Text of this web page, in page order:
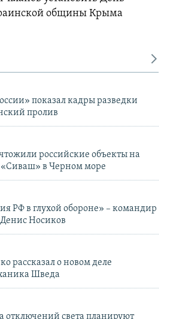
общины Крыма
показал кадры разведки
пролив
российские объекты на
«Сиваш» в Черном море
РФ в глухой обороне» – командир
Носиков
рассказал о новом деле
Шведа
отключений света планируют